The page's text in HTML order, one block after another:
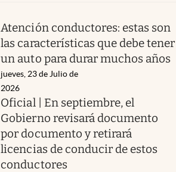
Atención conductores: estas son
las características que debe tener
un auto para durar muchos años
jueves, 23 de Julio de
2026
Oficial | En septiembre, el
Gobierno revisará documento
por documento y retirará
licencias de conducir de estos
conductores